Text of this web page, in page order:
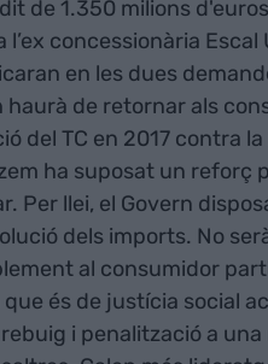
de 1.350 milions
l’ex concessionària
en les dues
haurà de retornar als
del TC en 2017 contra
ha suposat un reforç
Per llei, el Govern
dels imports. No
al consumidor
és de justícia social
i penalització a